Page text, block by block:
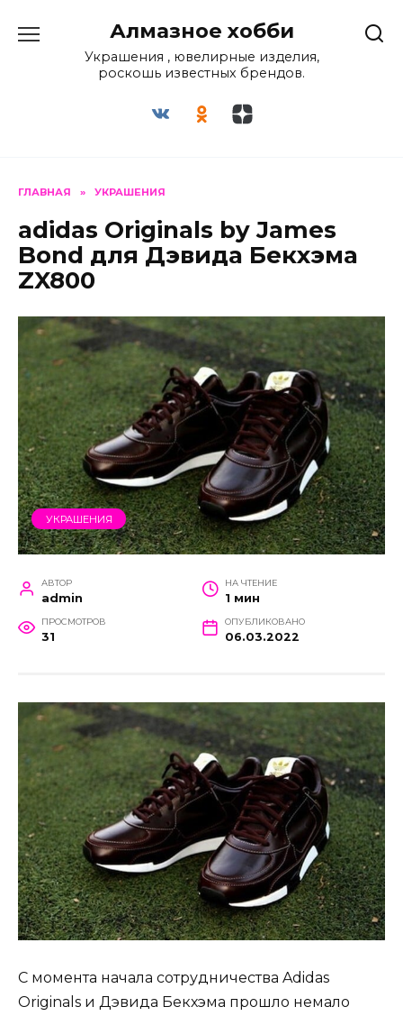
содержанию
Алмазное хобби
Украшения , ювелирные изделия,
роскошь известных брендов.
ГЛАВНАЯ » УКРАШЕНИЯ
adidas Originals by James
Bond для Дэвида Бекхэма
ZX800
УКРАШЕНИЯ
АВТОР
admin
НА ЧТЕНИЕ
1 мин
ПРОСМОТРОВ
31
ОПУБЛИКОВАНО
06.03.2022
С момента начала сотрудничества Adidas
Originals и Дэвида Бекхэма прошло немало